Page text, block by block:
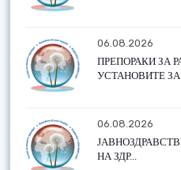
06.08.2026
ПРЕПОРАКИ ЗА
УСТАНОВИТЕ ЗА
06.08.2026
НА ЗДР...